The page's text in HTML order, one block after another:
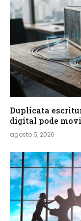
Duplicata
digital pode
agosto 5, 2026